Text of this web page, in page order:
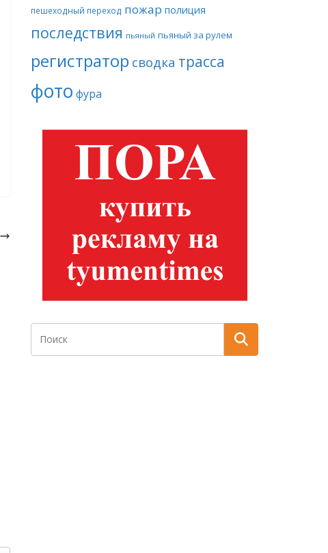
пешеходный переход пожар полиция
последствия пьяный пьяный за рулем
регистратор сводка трасса
фото фура